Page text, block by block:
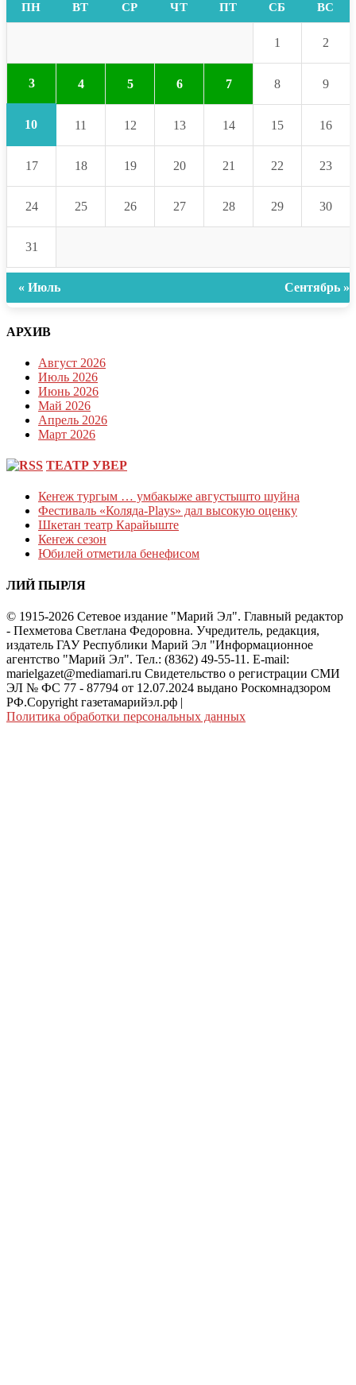
ПН ВТ СР ЧТ ПТ СБ ВС
1 2
3 4 5 6 7 8 9
10 11 12 13 14 15 16
17 18 19 20 21 22 23
24 25 26 27 28 29 30
31
« Июль Сентябрь »
АРХИВ
Август 2026
Июль 2026
Июнь 2026
Май 2026
Апрель 2026
Март 2026
ТЕАТР УВЕР
Кеҥеж тургым … умбакыже августышто шуйна
Фестиваль «Коляда-Plays» дал высокую оценку
Шкетан театр Карайыште
Кеҥеж сезон
Юбилей отметила бенефисом
ЛИЙ ПЫРЛЯ
© 1915-2026 Сетевое издание "Марий Эл". Главный редактор
- Пехметова Светлана Федоровна. Учредитель, редакция,
издатель ГАУ Республики Марий Эл "Информационное
агентство "Марий Эл". Тел.: (8362) 49-55-11. E-mail:
marielgazet@mediamari.ru Свидетельство о регистрации СМИ
ЭЛ № ФС 77 - 87794 от 12.07.2024 выдано Роскомнадзором
РФ.Copyright газетамарийэл.рф |
Политика обработки персональных данных